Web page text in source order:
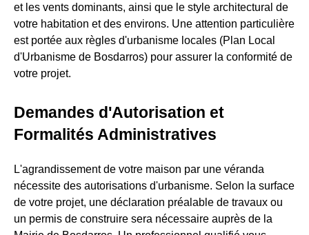
et les vents dominants, ainsi que le style architectural de
votre habitation et des environs. Une attention particulière
est portée aux règles d'urbanisme locales (Plan Local
d'Urbanisme de Bosdarros) pour assurer la conformité de
votre projet.
Demandes d'Autorisation et
Formalités Administratives
L'agrandissement de votre maison par une véranda
nécessite des autorisations d'urbanisme. Selon la surface
de votre projet, une déclaration préalable de travaux ou
un permis de construire sera nécessaire auprès de la